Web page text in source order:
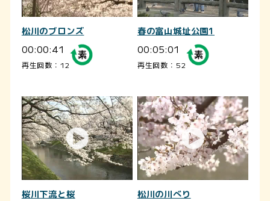
松川のブロンズ
00:00:41
再生回数：12
春の富山城址公園1
00:05:01
再生回数：52
桜川下流と桜 松川の川べり